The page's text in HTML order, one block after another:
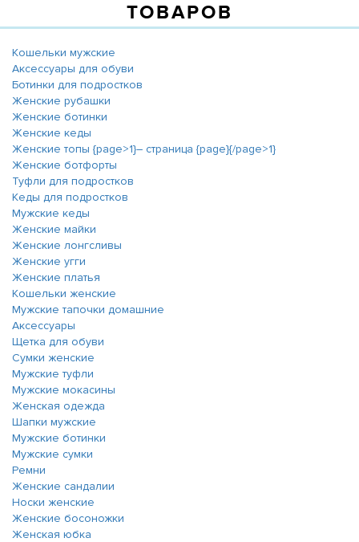
ТОВАРОВ
Кошельки мужские
Аксессуары для обуви
Ботинки для подростков
Женские рубашки
Женские ботинки
Женские кеды
Женские топы {page>1}― страница {page}{/page>1}
Женские ботфорты
Туфли для подростков
Кеды для подростков
Мужские кеды
Женские майки
Женские лонгсливы
Женские угги
Женские платья
Кошельки женские
Мужские тапочки домашние
Аксессуары
Щетка для обуви
Сумки женские
Мужские туфли
Мужские мокасины
Женская одежда
Шапки мужские
Мужские ботинки
Мужские сумки
Ремни
Женские сандалии
Носки женские
Женские босоножки
Женская юбка